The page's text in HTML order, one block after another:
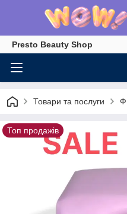
Presto Beauty Shop
Товари та послуги
Топ продажів